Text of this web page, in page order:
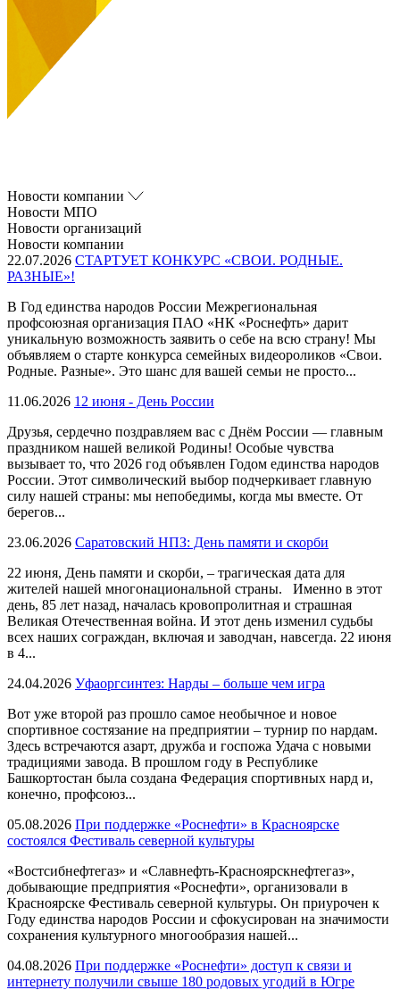
Новости компании
Новости МПО
Новости организаций
Новости компании
22.07.2026 СТАРТУЕТ КОНКУРС «СВОИ. РОДНЫЕ.
РАЗНЫЕ»!
В Год единства народов России Межрегиональная
профсоюзная организация ПАО «НК «Роснефть» дарит
уникальную возможность заявить о себе на всю страну! Мы
объявляем о старте конкурса семейных видеороликов «Свои.
Родные. Разные». Это шанс для вашей семьи не просто...
11.06.2026 12 июня - День России
Друзья, сердечно поздравляем вас с Днём России — главным
праздником нашей великой Родины! Особые чувства
вызывает то, что 2026 год объявлен Годом единства народов
России. Этот символический выбор подчеркивает главную
силу нашей страны: мы непобедимы, когда мы вместе. От
берегов...
23.06.2026 Саратовский НПЗ: День памяти и скорби
22 июня, День памяти и скорби, – трагическая дата для
жителей нашей многонациональной страны. Именно в этот
день, 85 лет назад, началась кровопролитная и страшная
Великая Отечественная война. И этот день изменил судьбы
всех наших сограждан, включая и заводчан, навсегда. 22 июня
в 4...
24.04.2026 Уфаоргсинтез: Нарды – больше чем игра
Вот уже второй раз прошло самое необычное и новое
спортивное состязание на предприятии – турнир по нардам.
Здесь встречаются азарт, дружба и госпожа Удача с новыми
традициями завода. В прошлом году в Республике
Башкортостан была создана Федерация спортивных нард и,
конечно, профсоюз...
05.08.2026 При поддержке «Роснефти» в Красноярске
состоялся Фестиваль северной культуры
«Востсибнефтегаз» и «Славнефть-Красноярскнефтегаз»,
добывающие предприятия «Роснефти», организовали в
Красноярске Фестиваль северной культуры. Он приурочен к
Году единства народов России и сфокусирован на значимости
сохранения культурного многообразия нашей...
04.08.2026 При поддержке «Роснефти» доступ к связи и
интернету получили свыше 180 родовых угодий в Югре